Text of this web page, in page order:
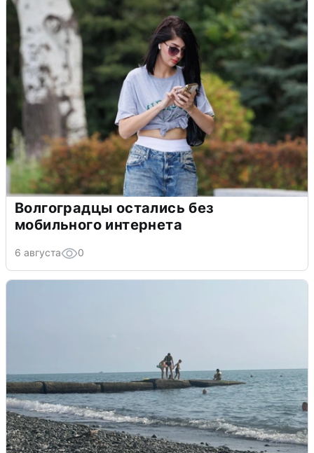
Волгоградцы остались без
мобильного интернета
6 августа 0